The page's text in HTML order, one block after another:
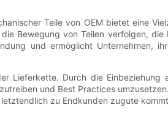
Teile von OEM bietet eine
Bewegung von Teilen verfolgen,
und ermöglicht Unternehmen,
Lieferkette. Durch die Einbeziehung
und Best Practices
zu Endkunden zugute